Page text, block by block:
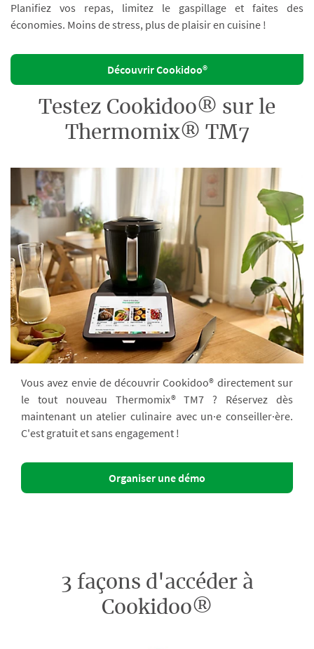
Planifiez vos repas, limitez le gaspillage et faites des
économies. Moins de stress, plus de plaisir en cuisine !
Découvrir Cookidoo®
Testez Cookidoo® sur le
Thermomix® TM7
Vous avez envie de découvrir Cookidoo® directement sur
le tout nouveau Thermomix® TM7 ? Réservez dès
maintenant un atelier culinaire avec un·e conseiller·ère.
C'est gratuit et sans engagement !
Organiser une démo
3 façons d'accéder à
Cookidoo®